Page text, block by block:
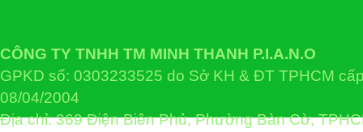
CÔNG TY TNHH TM MINH THANH P.I.A.N.O
GPKD số: 0303233525 do Sở KH & ĐT TPHCM
08/04/2004
Địa chỉ: 369 Điện Biên Phủ, Phường Bàn Cờ,